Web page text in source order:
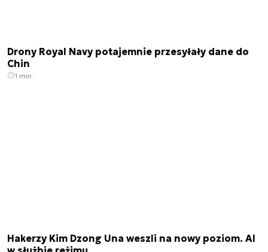
Drony Royal Navy potajemnie przesyłały dane do
Chin
1 min.
Hakerzy Kim Dzong Una weszli na nowy poziom. AI